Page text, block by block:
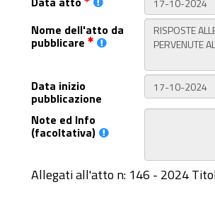
Nome dell'atto da
pubblicare
Data inizio
pubblicazione
Note ed Info
(facoltativa)
Allegati all'atto n: 146 - 2024